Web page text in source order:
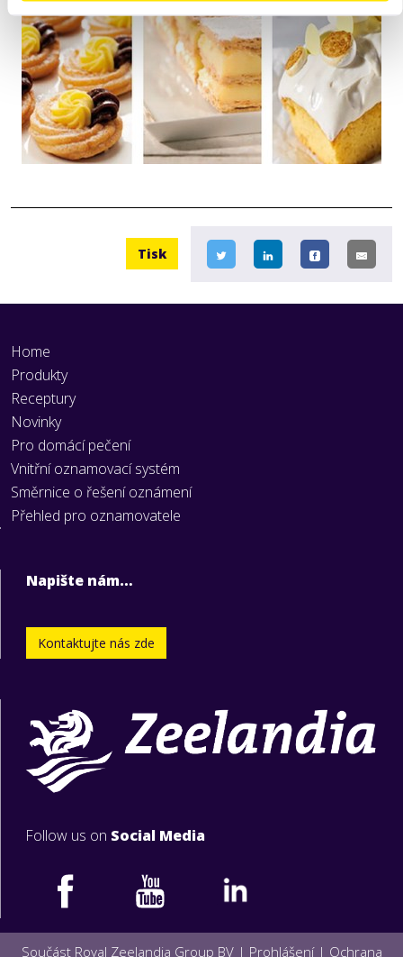
Tisk
Home
Produkty
Receptury
Novinky
Pro domácí pečení
Vnitřní oznamovací systém
Směrnice o řešení oznámení
Přehled pro oznamovatele
Napište nám…
Kontaktujte nás zde
Follow us on Social Media
Součást Royal Zeelandia Group BV | Prohlášení| Ochrana